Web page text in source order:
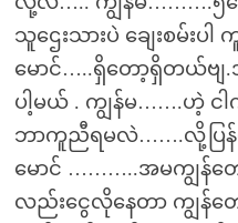
သူဌေးသားပဲ ချေးစမ်းပ
မောင်…..ရှိတော့ရှိတယ်ဗျ
ပါ့မယ် . ကျွန်မ…….ဟဲ့ ငါ
ဘာကူညီရမလဲ…….လို့ပြန်ပ
မောင် ………..အမကျွန်တ
လည်းငွေလိုနေတာ ကျွန်